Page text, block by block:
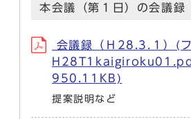
本会議（第１日）の会議録
会議録（Ｈ28.3.１）(フ
H28T1kaigiroku01.pdf
950.11KB)
提案説明など